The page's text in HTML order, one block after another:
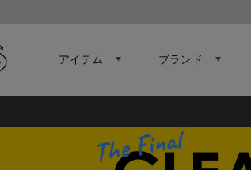
アイテム ブランド